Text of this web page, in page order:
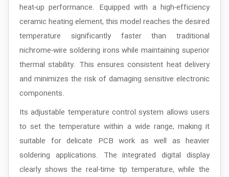
heat-up performance. Equipped with a high-efficiency
ceramic heating element, this model reaches the desired
temperature significantly faster than traditional
nichrome-wire soldering irons while maintaining superior
thermal stability. This ensures consistent heat delivery
and minimizes the risk of damaging sensitive electronic
components.
Its adjustable temperature control system allows users
to set the temperature within a wide range, making it
suitable for delicate PCB work as well as heavier
soldering applications. The integrated digital display
clearly shows the real-time tip temperature, while the